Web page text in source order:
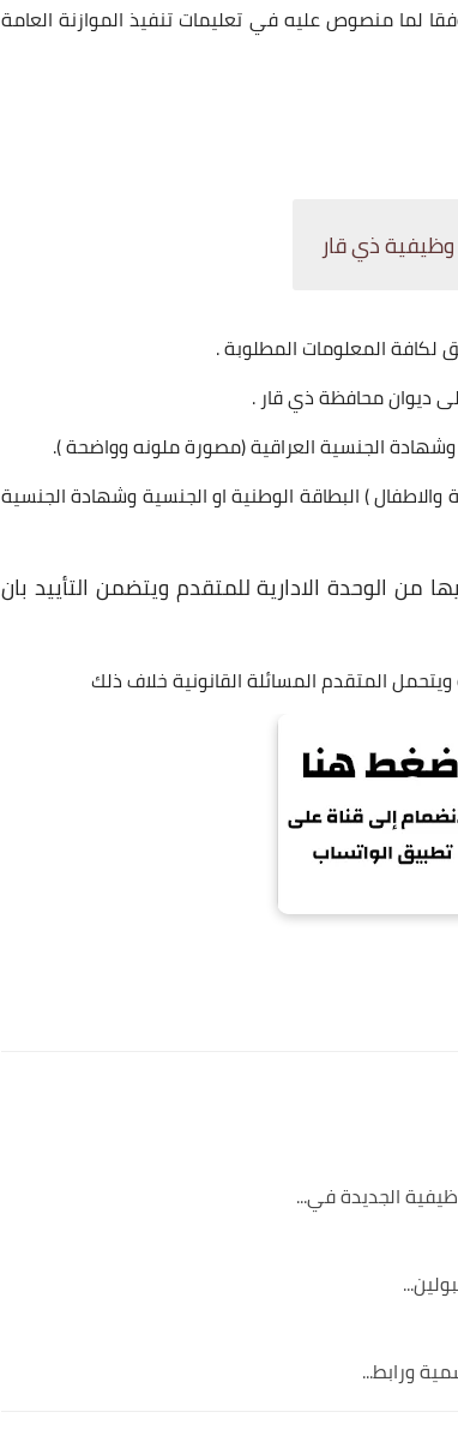
لما منصوص عليه في تعليمات تنفيذ الموازنة العامة
المعلومات المطلوبة .
ديوان محافظة ذي قار .
الجنسية العراقية (مصورة ملونه وواضحة ).
/ ة والاطفال ) البطاقة الوطنية او الجنسية وشهادة الجنسية
الوحدة الادارية للمتقدم ويتضمن التأييد بان
المتقدم المسائلة القانونية خلاف ذلك